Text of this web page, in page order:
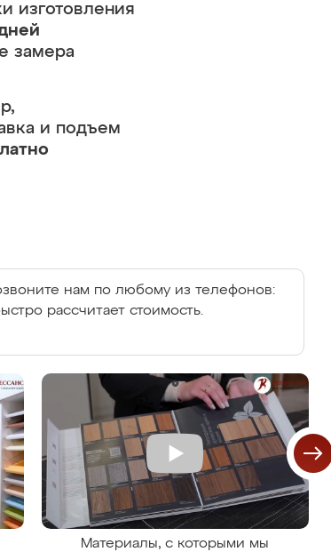
изготовления
замера
и подъем
нам по любому из телефонов:
рассчитает стоимость.
Материалы, с которыми мы